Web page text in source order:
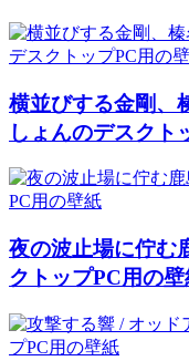
横並びする金剛、
しょんのデスクト
夜の波止場に佇む
クトップPC用の壁